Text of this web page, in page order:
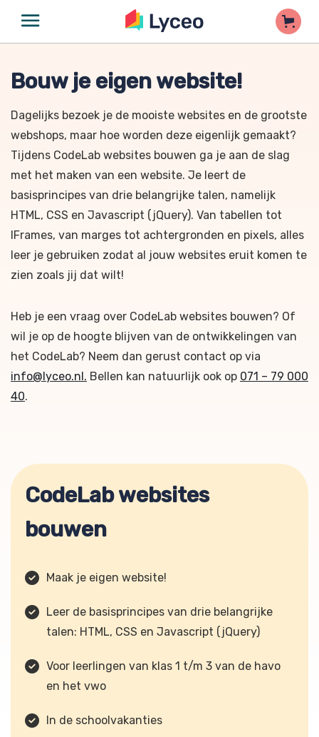
Bouw je eigen website!
Dagelijks bezoek je de mooiste websites en de grootste
webshops, maar hoe worden deze eigenlijk gemaakt?
Tijdens CodeLab websites bouwen ga je aan de slag
met het maken van een website. Je leert de
basisprincipes van drie belangrijke talen, namelijk
HTML, CSS en Javascript (jQuery). Van tabellen tot
IFrames, van marges tot achtergronden en pixels, alles
leer je gebruiken zodat al jouw websites eruit komen te
zien zoals jij dat wilt!
Heb je een vraag over CodeLab websites bouwen? Of
wil je op de hoogte blijven van de ontwikkelingen van
het CodeLab? Neem dan gerust contact op via
info@lyceo.nl. Bellen kan natuurlijk ook op 071 – 79 000
40.
CodeLab websites
bouwen
Maak je eigen website!
Leer de basisprincipes van drie belangrijke
talen: HTML, CSS en Javascript (jQuery)
Voor leerlingen van klas 1 t/m 3 van de havo
en het vwo
In de schoolvakanties